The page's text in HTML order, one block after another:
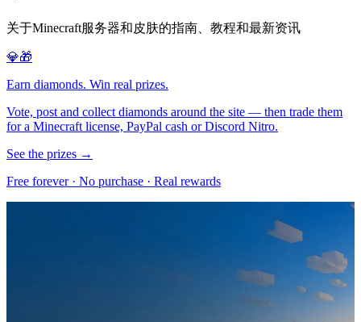
关于Minecraft服务器和皮肤的指南、教程和最新资讯
💎🎁
Earn diamonds. Win real prizes.
Vote, post and collect diamonds around the site — then trade them
for a Minecraft license, PayPal cash or Discord Nitro.
See the prizes →
Free forever · No purchase · Real rewards